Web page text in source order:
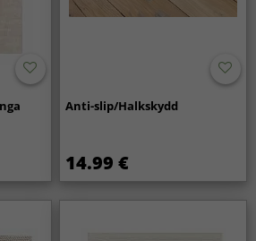
Anti-slip/Halkskydd
14.99 €